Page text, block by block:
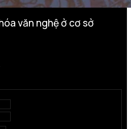
văn nghệ ở cơ sở